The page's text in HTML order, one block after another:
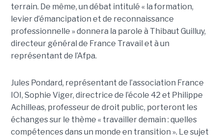
terrain. De même, un débat intitulé « la formation,
levier d’émancipation et de reconnaissance
professionnelle » donnera la parole à Thibaut Guilluy,
directeur général de France Travail et à un
représentant de l’Afpa.
Jules Pondard, représentant de l’association France
IOI, Sophie Viger, directrice de l’école 42 et Philippe
Achilleas, professeur de droit public, porteront les
échanges sur le thème « travailler demain : quelles
compétences dans un monde en transition ». Le sujet